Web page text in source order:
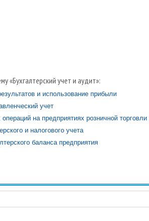
«Бухгалтерский учет и аудит»:
и использование прибыли
учет
на предприятиях розничной торговли
и налогового учета
баланса предприятия